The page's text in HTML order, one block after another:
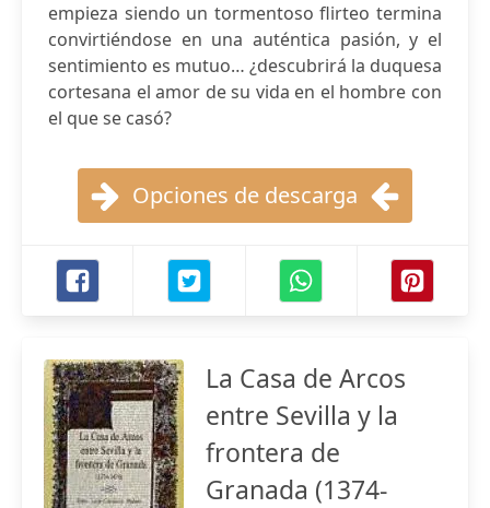
empieza siendo un tormentoso flirteo termina
convirtiéndose en una auténtica pasión, y el
sentimiento es mutuo… ¿descubrirá la duquesa
cortesana el amor de su vida en el hombre con
el que se casó?
Opciones de descarga
La Casa de Arcos
entre Sevilla y la
frontera de
Granada (1374-